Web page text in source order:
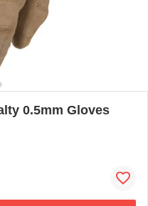
0.5mm Gloves